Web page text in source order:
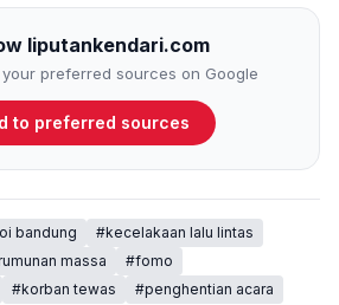
liputankendari.com
preferred sources on Google
to preferred sources
bandung
#kecelakaan lalu lintas
massa
#fomo
#korban tewas
#penghentian acara